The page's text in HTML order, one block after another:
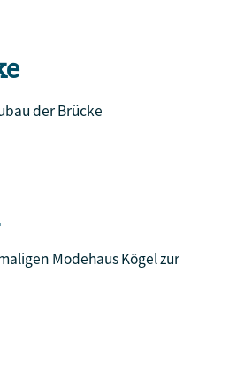
der Brücke
Modehaus Kögel zur